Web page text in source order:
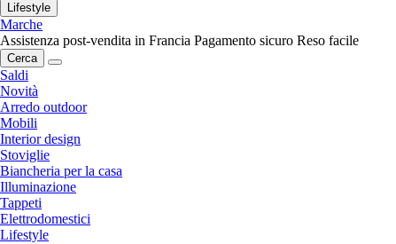
Lifestyle
Marche
Assistenza post-vendita in Francia Pagamento sicuro Reso facile
Cerca
Saldi
Novità
Arredo outdoor
Mobili
Interior design
Stoviglie
Biancheria per la casa
Illuminazione
Tappeti
Elettrodomestici
Lifestyle